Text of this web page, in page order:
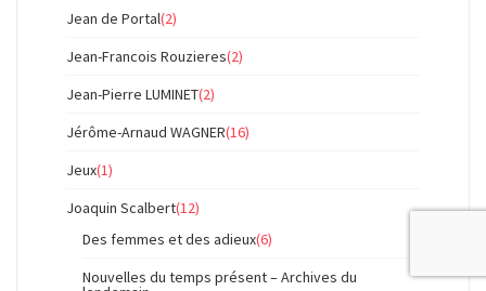
Jean de Portal(2)
Jean-Francois Rouzieres(2)
Jean-Pierre LUMINET(2)
Jérôme-Arnaud WAGNER(16)
Jeux(1)
Joaquin Scalbert(12)
Des femmes et des adieux(6)
Nouvelles du temps présent – Archives du